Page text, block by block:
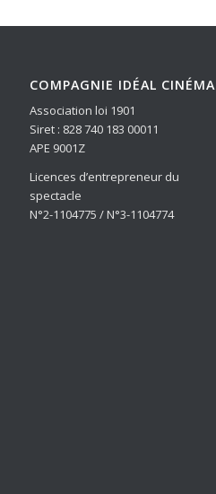
COMPAGNIE IDÉAL CINÉMA
Association loi 1901
Siret : 828 740 183 00011
APE 9001Z
Licences d’entrepreneur du
spectacle
N°2-1104775 / N°3-1104774